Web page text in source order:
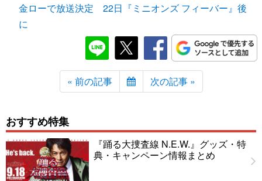
金ローで放送決定 22日『ミニオンズ フィーバー』後
に
« 前の記事 次の記事 »
おすすめ特集
『踊る大捜査線 N.E.W.』グッズ・特
典・キャンペーン情報まとめ